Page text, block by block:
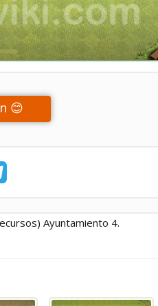
😊
Ayuntamiento 4.